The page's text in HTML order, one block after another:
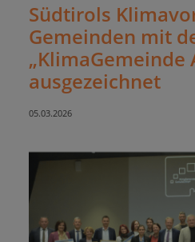
Südtirols
Gemeinden mit
„KlimaGemeinde
ausgezeichnet
05.03.2026